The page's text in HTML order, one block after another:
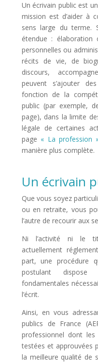
Un écrivain public est
mission est d’aider à
sens large du terme.
étendue :
personnelles ou
récits de vie, de
discours,
peuvent s’ajouter
fonction de la
public (par exemple,
page), dans la limite
légale de certaines
page « La profession
manière plus complète.
Un écrivain
Que vous soyez
ou en retraite, vous
l’autre de recourir aux
Ni l’activité ni le
actuellement
part, une procédure
postulant dispose
fondamentales
l’écrit.
Ainsi, en vous
publics de France
professionnel dont
testées et approuvées
la meilleure qualité de